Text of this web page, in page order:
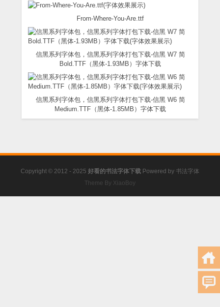
From-Where-You-Are.ttf
信黑系列字体包，信黑系列字体打包下载-信黑 W7 简
Bold.TTF（黑体-1.93MB）字体下载
信黑系列字体包，信黑系列字体打包下载-信黑 W6 简
Medium.TTF（黑体-1.85MB）字体下载
Copyright © 2012 - 2025 好看的书法字体下载 Powered by 书法字体
Theme By XiaoBoy